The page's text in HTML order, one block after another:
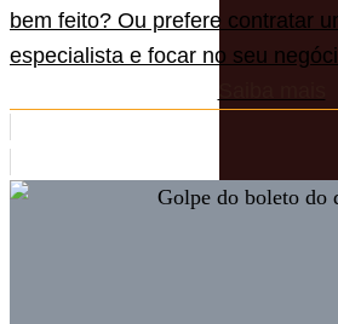
bem feito? Ou prefere contratar
especialista e focar no seu